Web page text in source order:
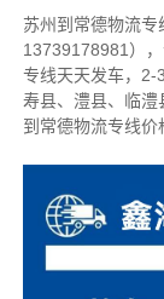
苏州到常德物流专
13739178981）
专线天天发车，2-
寿县、澧县、临澧
到常德物流专线价